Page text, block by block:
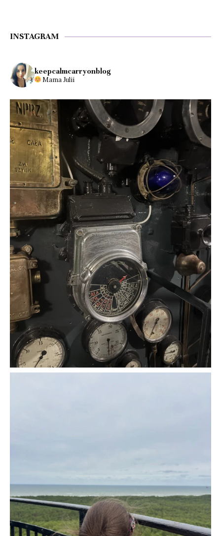
INSTAGRAM
keepcalmcarryonblog
Mama Julii